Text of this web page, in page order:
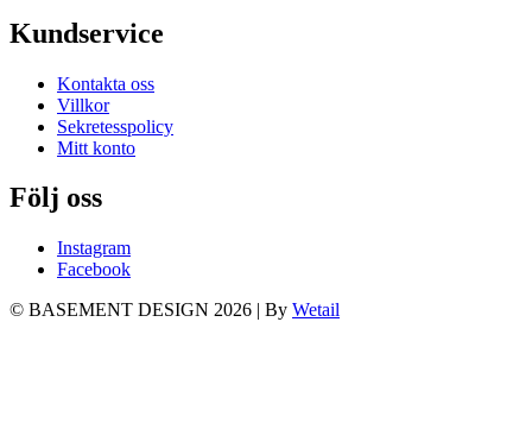
Kundservice
Kontakta oss
Villkor
Sekretesspolicy
Mitt konto
Följ oss
Instagram
Facebook
© BASEMENT DESIGN 2026 | By Wetail